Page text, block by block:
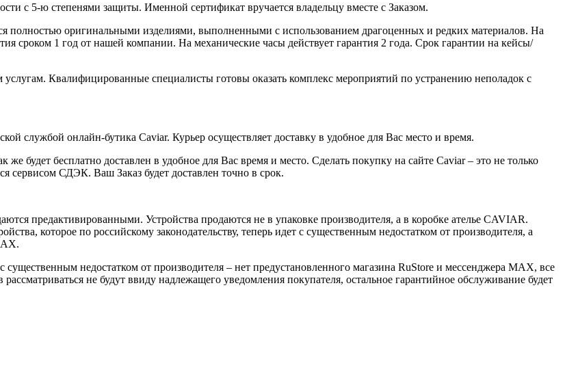
с 5-ю степенями защиты. Именной сертификат вручается владельцу вместе с Заказом.
полностью оригинальными изделиями, выполненными с использованием драгоценных и редких материалов. На
сроком 1 год от нашей компании. На механические часы действует гарантия 2 года. Срок гарантии на кейсы/
Квалифицированные специалисты готовы оказать комплекс мероприятий по устранению неполадок с
службой онлайн-бутика Caviar. Курьер осуществляет доставку в удобное для Вас место и время.
будет бесплатно доставлен в удобное для Вас время и место. Сделать покупку на сайте Caviar – это не только
сервисом СДЭК. Ваш Заказ будет доставлен точно в срок.
предактивированными. Устройства продаются не в упаковке производителя, а в коробке ателье CAVIAR.
которое по российскому законодательству, теперь идет с существенным недостатком от производителя, а
недостатком от производителя – нет предустановленного магазина RuStore и мессенджера MAX, все
не будут ввиду надлежащего уведомления покупателя, остальное гарантийное обслуживание будет